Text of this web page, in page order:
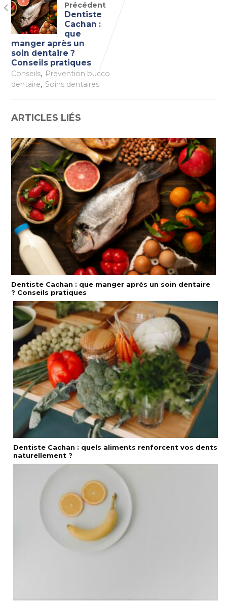
Précédent
Dentiste
Cachan :
que
manger après un
soin dentaire ?
Conseils pratiques
Conseils, Prevention bucco
dentaire, Soins dentaires
ARTICLES LIÉS
Dentiste Cachan : que manger après un soin dentaire
? Conseils pratiques
Dentiste Cachan : quels aliments renforcent vos dents
naturellement ?